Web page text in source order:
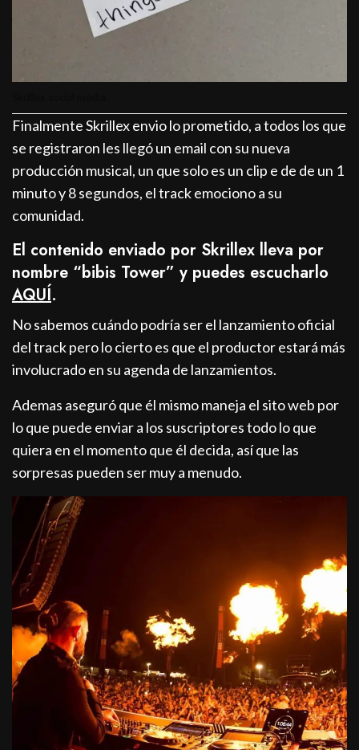
Finalmente Skrillex envio lo prometido, a todos los que
se registraron les llegó un email con su nueva
producción musical, un que solo es un clip e de de un 1
minuto y 8 segundos, el track emociono a su
comunidad.
El contenido enviado por Skrillex lleva por
nombre “bibis Tower” y puedes escucharlo
AQUÍ.
No sabemos cuándo podría ser el lanzamiento oficial
del track pero lo cierto es que el productor estará más
involucrado en su agenda de lanzamientos.
Ademas aseguró que él mismo maneja el sito web por
lo que puede enviar a los suscriptores todo lo que
quiera en el momento que él decida, así que las
sorpresas pueden ser muy a menudo.